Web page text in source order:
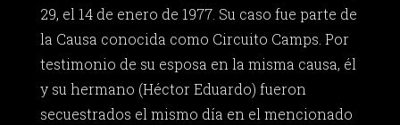
29, el 14 de enero de 1977. Su caso fue parte de
la Causa conocida como Circuito Camps. Por
testimonio de su esposa en la misma causa, él
y su hermano (Héctor Eduardo) fueron
secuestrados el mismo día en el mencionado